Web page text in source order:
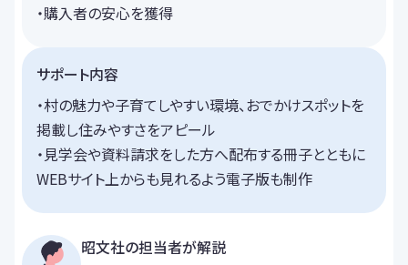
・購入者の安心を獲得
サポート内容
・村の魅力や子育てしやすい環境、おでかけスポットを
掲載し住みやすさをアピール
・見学会や資料請求をした方へ配布する冊子とともに
WEBサイト上からも見れるよう電子版も制作
昭文社の担当者が解説